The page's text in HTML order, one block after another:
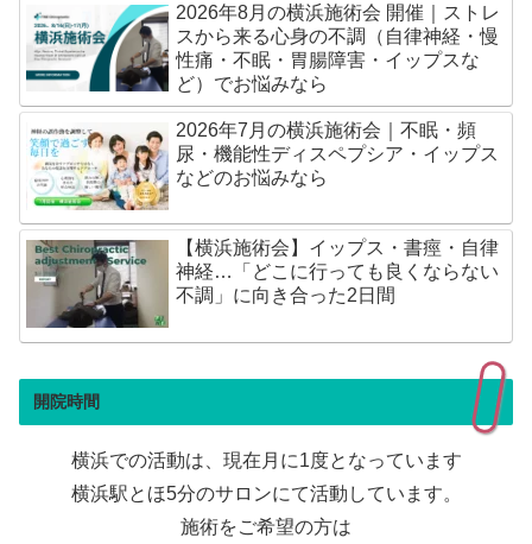
2026年8月の横浜施術会 開催｜ストレ
スから来る心身の不調（自律神経・慢
性痛・不眠・胃腸障害・イップスな
ど）でお悩みなら
2026年7月の横浜施術会｜不眠・頻
尿・機能性ディスペプシア・イップス
などのお悩みなら
【横浜施術会】イップス・書痙・自律
神経…「どこに行っても良くならない
不調」に向き合った2日間
開院時間
横浜での活動は、現在月に1度となっています
横浜駅とほ5分のサロンにて活動しています。
施術をご希望の方は